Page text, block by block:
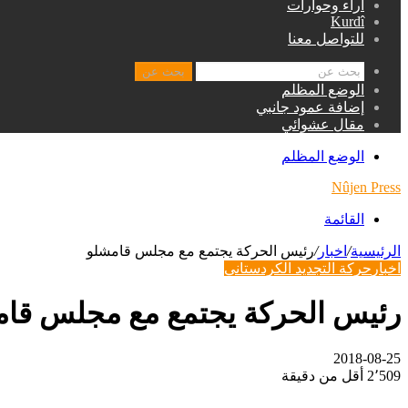
اراء وحوارات
Kurdî
للتواصل معنا
بحث عن
الوضع المظلم
إضافة عمود جانبي
مقال عشوائي
الوضع المظلم
Nûjen Press
القائمة
الرئيسية/ اخبار/رئيس الحركة يجتمع مع مجلس قامشلو
اخبار حركة التجديد الكردستاني
رئيس الحركة يجتمع مع مجلس
2018-08-25
2٬509 أقل من دقيقة